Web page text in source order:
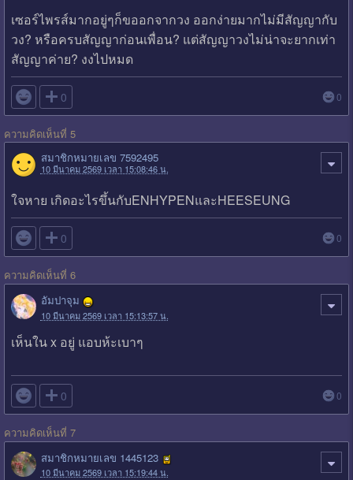
เซอร์ไพรส์มากอยู่ๆก็ขออกจากวง ออกง่ายมากไม่มีสัญญากับ
วง? หรือครบสัญญาก่อนเพื่อน? แต่สัญญาวงไม่น่าจะยากเท่า
สัญญาค่าย? งงไปหมด
 0 0
ความคิดเห็นที่ 5
สมาชิกหมายเลข 7592495
10 มีนาคม 2569 เวลา 15:08:46 น.
ใจหาย เกิดอะไรขึ้นกับENHYPENและHEESEUNG
 0 0
ความคิดเห็นที่ 6
อัมปาจุม
10 มีนาคม 2569 เวลา 15:13:57 น.
เห็นใน x อยู่ แอบห้ะเบาๆ
 0 0
ความคิดเห็นที่ 7
สมาชิกหมายเลข 1445123
10 มีนาคม 2569 เวลา 15:19:44 น.